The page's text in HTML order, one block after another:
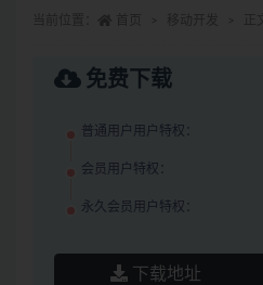
免费下载
普通用户用户特权：
会员用户特权：
永久会员用户特权：
下载地址